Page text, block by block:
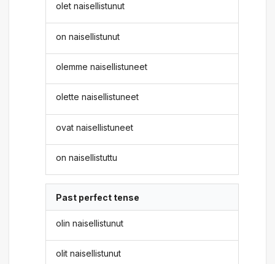
olet naisellistunut
on naisellistunut
olemme naisellistuneet
olette naisellistuneet
ovat naisellistuneet
on naisellistuttu
Past perfect tense
olin naisellistunut
olit naisellistunut